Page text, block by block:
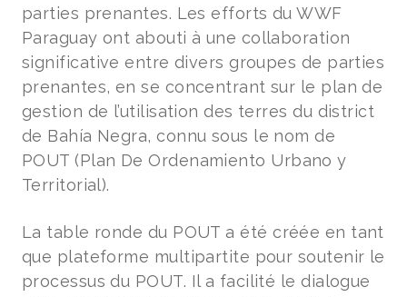
parties prenantes. Les efforts du WWF
Paraguay ont abouti à une collaboration
significative entre divers groupes de parties
prenantes, en se concentrant sur le plan de
gestion de l’utilisation des terres du district
de Bahía Negra, connu sous le nom de
POUT (Plan De Ordenamiento Urbano y
Territorial).
La table ronde du POUT a été créée en tant
que plateforme multipartite pour soutenir le
processus du POUT. Il a facilité le dialogue